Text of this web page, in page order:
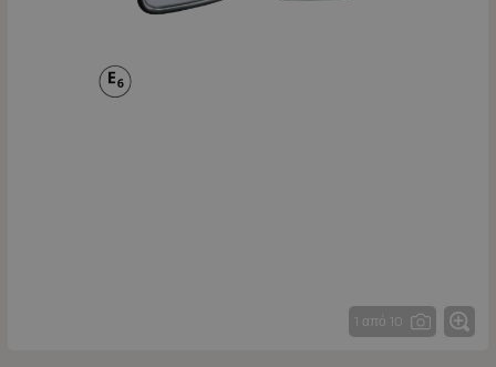
1 από 10